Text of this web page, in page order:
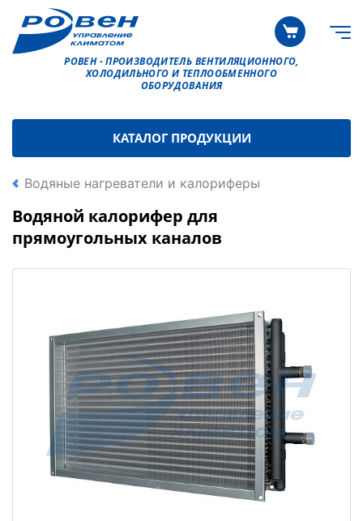
РОВЕН - ПРОИЗВОДИТЕЛЬ ВЕНТИЛЯЦИОННОГО,
ХОЛОДИЛЬНОГО И ТЕПЛООБМЕННОГО
ОБОРУДОВАНИЯ
КАТАЛОГ ПРОДУКЦИИ
Водяные нагреватели и калориферы
Водяной калорифер для
прямоугольных каналов